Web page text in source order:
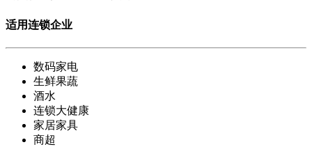
适用连锁企业
数码家电
生鲜果蔬
酒水
连锁大健康
家居家具
商超